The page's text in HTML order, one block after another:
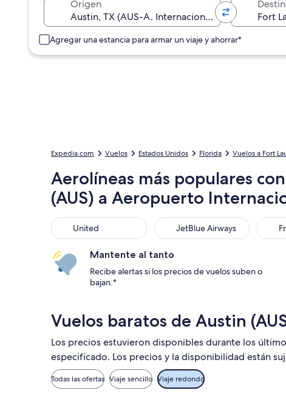
ventanaOrigen
Agregar una estancia para armar un viaje y ahorrar*
Expedia.com Vuelos Estados Unidos Florida Vuelos a Fort
Aerolíneas más populares
(AUS) a Aeropuerto
United
United JetBlue Airways
JetBlue Airways
Mantente al tanto
Recibe alertas si los precios de vuelos suben o
bajan.*
Vuelos baratos de Austin
Los precios estuvieron disponibles durante los
especificado. Los precios y la disponibilidad están
Todas las ofertas Viaje sencillo Viaje redondo